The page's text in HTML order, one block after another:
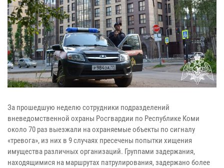
За прошедшую неделю сотрудники подразделений
вневедомственной охраны Росгвардии по Республике Коми
около 70 раз выезжали на охраняемые объекты по сигналу
«тревога», из них в 9 случаях пресечены попытки хищения
имущества различных организаций. Группами задержания,
находящимися на маршрутах патрулирования, задержано более